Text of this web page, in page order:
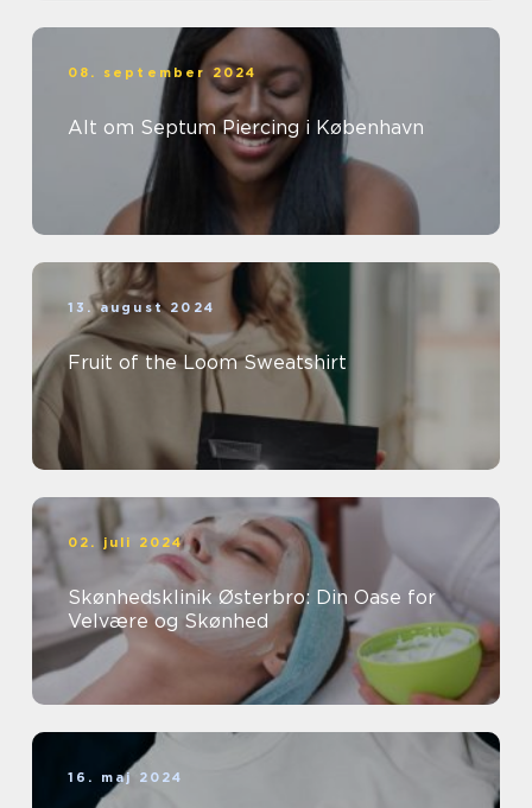
08. september 2024
Alt om Septum Piercing i København
13. august 2024
Fruit of the Loom Sweatshirt
02. juli 2024
Skønhedsklinik Østerbro: Din Oase for
Velvære og Skønhed
16. maj 2024